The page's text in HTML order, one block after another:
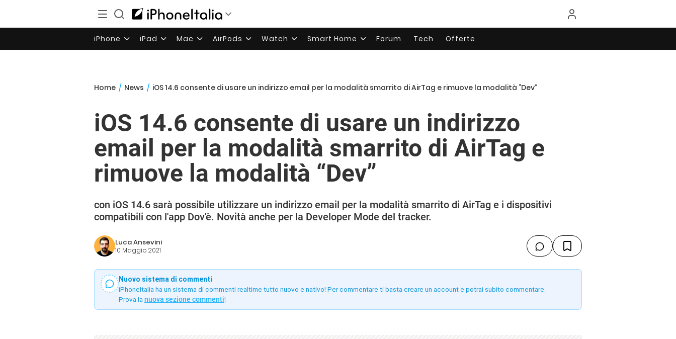
iPhone iPad Mac AirPods Watch Smart Home Forum Tech Offerte
Home / News / iOS 14.6 consente di usare un indirizzo email per la modalità smarrito di AirTag e rimuove la modalità “Dev”
iOS 14.6 consente di usare un indirizzo
email per la modalità smarrito di AirTag e
rimuove la modalità “Dev”
con iOS 14.6 sarà possibile utilizzare un indirizzo email per la modalità smarrito di AirTag e i dispositivi
compatibili con l'app Dov'è. Novità anche per la Developer Mode del tracker.
Luca Ansevini
10 Maggio 2021
Nuovo sistema di commenti
iPhoneItalia ha un sistema di commenti realtime tutto nuovo e nativo! Per commentare ti basta creare un account e potrai subito commentare.
Prova la nuova sezione commenti!